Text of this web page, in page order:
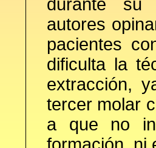
durante su
autores
pacientes
dificulta la
extracción,
tercer molar
a que no